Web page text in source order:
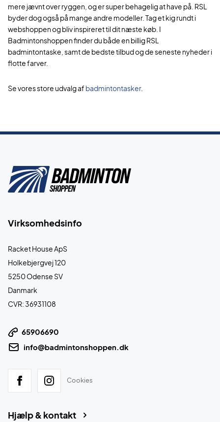
mere jævnt over ryggen, og er super behagelig at have på. RSL
byder dog også på mange andre modeller. Tag et kig rundt i
webshoppen og bliv inspireret til dit næste køb. I
Badmintonshoppen finder du både en billig RSL
badmintontaske, samt de bedste tilbud og de seneste nyheder i
flotte farver.
Se vores store udvalg af badmintontasker.
Virksomhedsinfo
Racket House ApS
Holkebjergvej 120
5250 Odense SV
Danmark
CVR: 36931108
65906690
info@badmintonshoppen.dk
Cookies
Hjælp & kontakt